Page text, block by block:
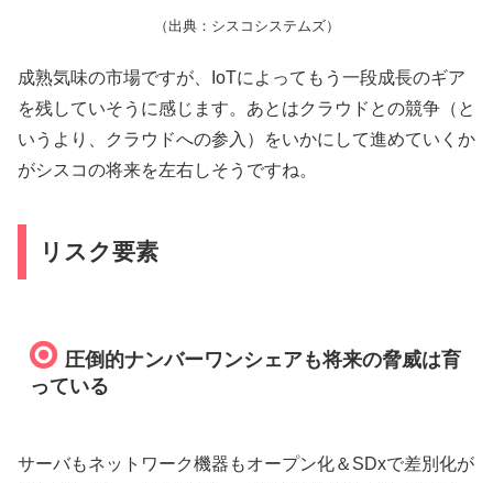
（出典：シスコシステムズ）
成熟気味の市場ですが、IoTによってもう一段成長のギア
を残していそうに感じます。あとはクラウドとの競争（と
いうより、クラウドへの参入）をいかにして進めていくか
がシスコの将来を左右しそうですね。
リスク要素
圧倒的ナンバーワンシェアも将来の脅威は育
っている
サーバもネットワーク機器もオープン化＆SDxで差別化が